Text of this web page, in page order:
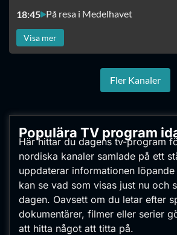
18:45 På resa i Medelhavet
Visa mer
Fler Kanaler
Populära TV program
Här hittar du dagens tv-program
nordiska kanaler samlade på ett
uppdaterar informationen
kan se vad som visas just nu och
dagen. Oavsett om du letar efter
dokumentärer, filmer eller serier
att hitta något att titta på.